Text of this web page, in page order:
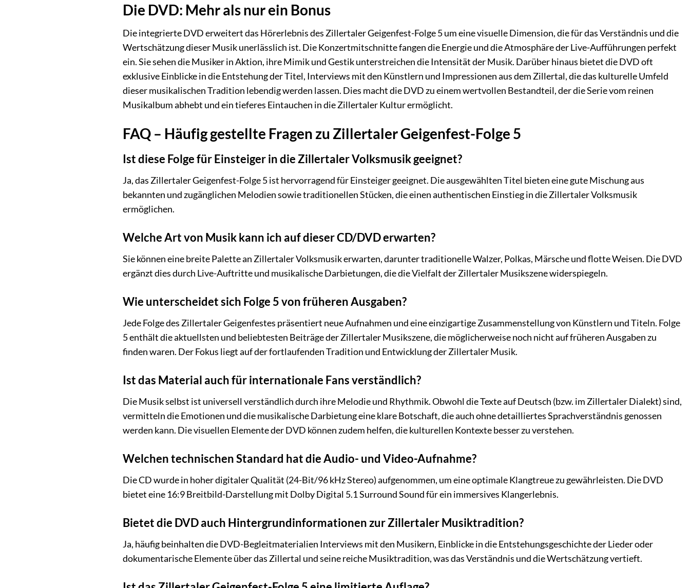
Die DVD: Mehr als nur ein Bonus
Die integrierte DVD erweitert das Hörerlebnis des Zillertaler Geigenfest-Folge 5 um eine visuelle Dimension, die für das Verständnis und die
Wertschätzung dieser Musik unerlässlich ist. Die Konzertmitschnitte fangen die Energie und die Atmosphäre der Live-Aufführungen perfekt
ein. Sie sehen die Musiker in Aktion, ihre Mimik und Gestik unterstreichen die Intensität der Musik. Darüber hinaus bietet die DVD oft
exklusive Einblicke in die Entstehung der Titel, Interviews mit den Künstlern und Impressionen aus dem Zillertal, die das kulturelle Umfeld
dieser musikalischen Tradition lebendig werden lassen. Dies macht die DVD zu einem wertvollen Bestandteil, der die Serie vom reinen
Musikalbum abhebt und ein tieferes Eintauchen in die Zillertaler Kultur ermöglicht.
FAQ – Häufig gestellte Fragen zu Zillertaler Geigenfest-Folge 5
Ist diese Folge für Einsteiger in die Zillertaler Volksmusik geeignet?
Ja, das Zillertaler Geigenfest-Folge 5 ist hervorragend für Einsteiger geeignet. Die ausgewählten Titel bieten eine gute Mischung aus
bekannten und zugänglichen Melodien sowie traditionellen Stücken, die einen authentischen Einstieg in die Zillertaler Volksmusik
ermöglichen.
Welche Art von Musik kann ich auf dieser CD/DVD erwarten?
Sie können eine breite Palette an Zillertaler Volksmusik erwarten, darunter traditionelle Walzer, Polkas, Märsche und flotte Weisen. Die DVD
ergänzt dies durch Live-Auftritte und musikalische Darbietungen, die die Vielfalt der Zillertaler Musikszene widerspiegeln.
Wie unterscheidet sich Folge 5 von früheren Ausgaben?
Jede Folge des Zillertaler Geigenfestes präsentiert neue Aufnahmen und eine einzigartige Zusammenstellung von Künstlern und Titeln. Folge
5 enthält die aktuellsten und beliebtesten Beiträge der Zillertaler Musikszene, die möglicherweise noch nicht auf früheren Ausgaben zu
finden waren. Der Fokus liegt auf der fortlaufenden Tradition und Entwicklung der Zillertaler Musik.
Ist das Material auch für internationale Fans verständlich?
Die Musik selbst ist universell verständlich durch ihre Melodie und Rhythmik. Obwohl die Texte auf Deutsch (bzw. im Zillertaler Dialekt) sind,
vermitteln die Emotionen und die musikalische Darbietung eine klare Botschaft, die auch ohne detailliertes Sprachverständnis genossen
werden kann. Die visuellen Elemente der DVD können zudem helfen, die kulturellen Kontexte besser zu verstehen.
Welchen technischen Standard hat die Audio- und Video-Aufnahme?
Die CD wurde in hoher digitaler Qualität (24-Bit/96 kHz Stereo) aufgenommen, um eine optimale Klangtreue zu gewährleisten. Die DVD
bietet eine 16:9 Breitbild-Darstellung mit Dolby Digital 5.1 Surround Sound für ein immersives Klangerlebnis.
Bietet die DVD auch Hintergrundinformationen zur Zillertaler Musiktradition?
Ja, häufig beinhalten die DVD-Begleitmaterialien Interviews mit den Musikern, Einblicke in die Entstehungsgeschichte der Lieder oder
dokumentarische Elemente über das Zillertal und seine reiche Musiktradition, was das Verständnis und die Wertschätzung vertieft.